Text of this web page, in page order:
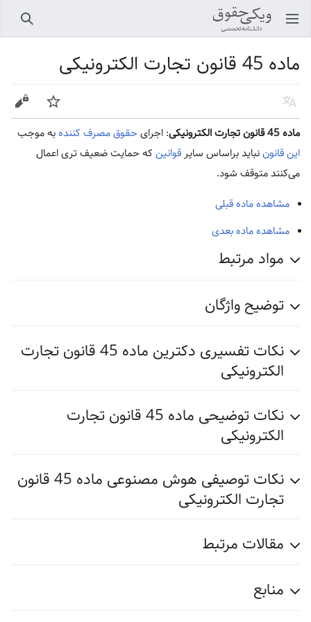
باز کردن منو اصلی جستجو
ماده 45 قانون تجارت الکترونیکی
زبان پیگیری ویرایش
ماده 45 قانون تجارت الکترونیکی : اجرایحقوق مصرف کنندهبه موجب
این قانوننباید براساس سایر‌قوانینکه حمایت ضعیف‌ تری اعمال
می‌کنند متوقف شود.
مشاهده ماده قبلی
مشاهده ماده بعدی
مواد مرتبط
توضیح واژگان
نکات تفسیری دکترین ماده 45 قانون تجارت
الکترونیکی
نکات توضیحی ماده 45 قانون تجارت
الکترونیکی
نکات توصیفی هوش مصنوعی ماده 45 قانون
تجارت الکترونیکی
مقالات مرتبط
منابع